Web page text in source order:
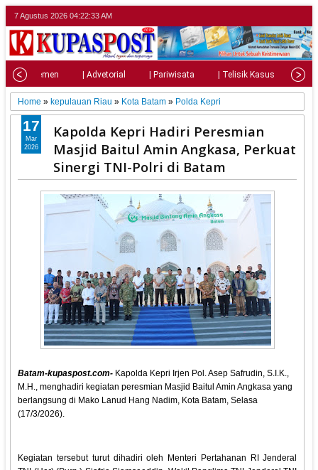
7 Agustus 2026 04:22:35 AM
| Parlemen | Advetorial | Pariwisata | Telisik Kasus |
Home » kepulauan Riau » Kota Batam » Polda Kepri
Kapolda Kepri Hadiri Peresmian
Masjid Baitul Amin Angkasa, Perkuat
Sinergi TNI-Polri di Batam
Batam-kupaspost.com- Kapolda Kepri Irjen Pol. Asep Safrudin, S.I.K.,
M.H., menghadiri kegiatan peresmian Masjid Baitul Amin Angkasa yang
berlangsung di Mako Lanud Hang Nadim, Kota Batam, Selasa
(17/3/2026).
Kegiatan tersebut turut dihadiri oleh Menteri Pertahanan RI Jenderal
17
Mar
2026